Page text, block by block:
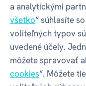
Váha balenia
GPSR -
a analytickými
všetko“ súhlasíte
voliteľných typov
uvedené účely.
môžete spravovať
cookies“. Môžete